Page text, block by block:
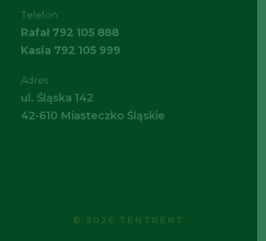
Telefon:
Rafał 792 105 888
Kasia 792 105 999
Adres:
ul. Śląska 142
42-610 Miasteczko Śląskie
© 2026 TENTRENT